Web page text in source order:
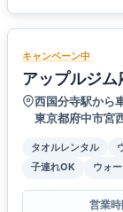
キャンペーン中
アップルジム
西国分寺駅から
東京都府中市宮
タオルレンタル
子連れOK
ウォ
営業時